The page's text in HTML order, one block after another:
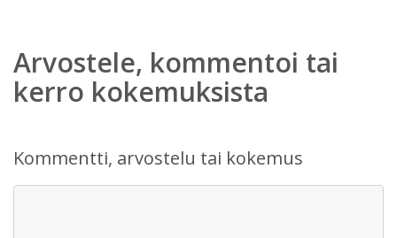
Arvostele, kommentoi tai
kerro kokemuksista
Kommentti, arvostelu tai kokemus